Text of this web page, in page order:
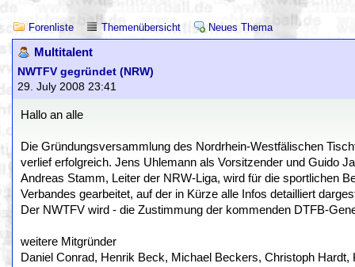
Forenliste Themenübersicht Neues Thema
Multitalent
NWTFV gegründet (NRW)
29. July 2008 23:41
Hallo an alle
Die Gründungsversammlung des Nordrhein-Westfälischen
verlief erfolgreich. Jens Uhlemann als Vorsitzender und Guido
Andreas Stamm, Leiter der NRW-Liga, wird für die sportlichen
Verbandes gearbeitet, auf der in Kürze alle Infos detailliert
Der NWTFV wird - die Zustimmung der kommenden DTFB-
weitere Mitgründer
Daniel Conrad, Henrik Beck, Michael Beckers, Christoph Hardt,